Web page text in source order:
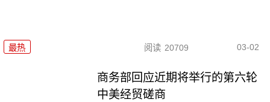
最热 阅读 20709 03-02
商务部回应近期将举行的第六轮
中美经贸磋商